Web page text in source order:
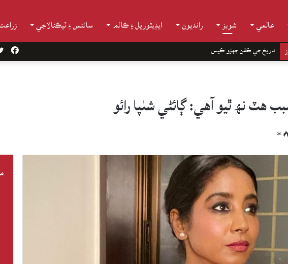
عالمي شوبز رانديون ايڊيٽوريل ۽ ڪالم سائنس ۽ ٽيڪنالاجي
تاريخ جي ڪفن جھڙو ڪيس
هٽ نھ ٿيو آهي: ڳائڻي شلپا رائو
20